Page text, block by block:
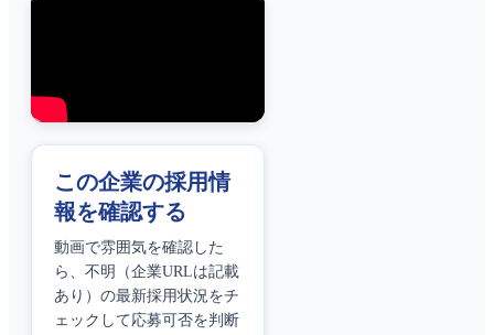
この企業の採用情
報を確認する
動画で雰囲気を確認した
ら、 不明（企業URLは記載
あり） の最新採用状況をチ
ェックして応募可否を判断